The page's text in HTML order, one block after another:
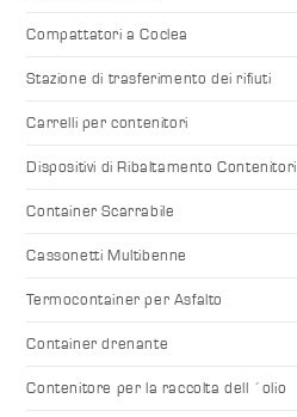
Compattatori a Coclea
Stazione di trasferimento dei rifiuti
Carrelli per contenitori
Dispositivi di Ribaltamento Contenitori
Container Scarrabile
Cassonetti Multibenne
Termocontainer per Asfalto
Container drenante
Contenitore per la raccolta dell ´olio